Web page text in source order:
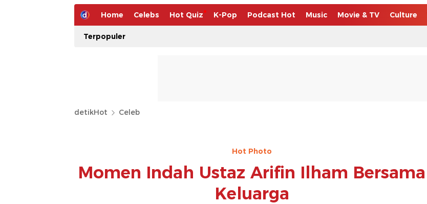
Home Celebs Hot Quiz K-Pop Podcast Hot Music Movie & TV Culture
Terpopuler
detikHot Celeb
Hot Photo
Momen Indah Ustaz Arifin Ilham Bersama
Keluarga